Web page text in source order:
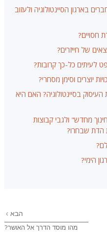
בארגון הסיינטולוגיה ולעזוב
חסויים?
של חייזרים?
לעיתים כל-כך קרובות?
יוצרים וסימן מסחרי?
בסיינטולוגיה? האם היא
מחדש" ולגבי קבוצות
הדת שבחרו?
הימי?
הבא
מהו מוסד הדרך אל האושר?